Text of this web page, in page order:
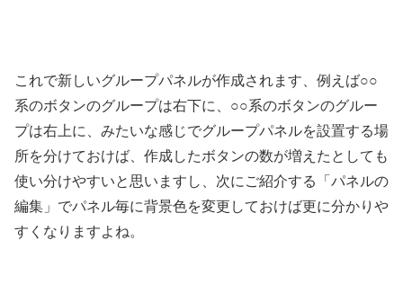
これで新しいグループパネルが作成されます、例えば○○
系のボタンのグループは右下に、○○系のボタンのグルー
プは右上に、みたいな感じでグループパネルを設置する場
所を分けておけば、作成したボタンの数が増えたとしても
使い分けやすいと思いますし、次にご紹介する「パネルの
編集」でパネル毎に背景色を変更しておけば更に分かりや
すくなりますよね。